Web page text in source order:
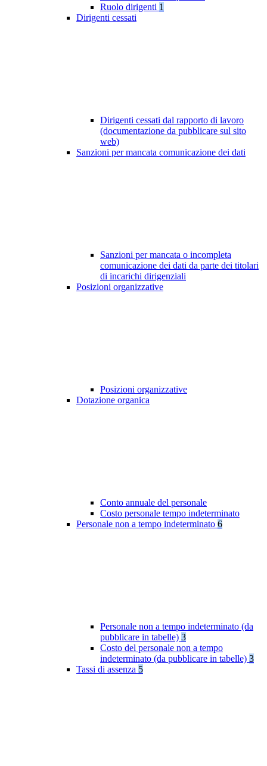
Ruolo dirigenti 1
Dirigenti cessati
Dirigenti cessati dal rapporto di lavoro
(documentazione da pubblicare sul sito
web)
Sanzioni per mancata comunicazione dei dati
Sanzioni per mancata o incompleta
comunicazione dei dati da parte dei titolari
di incarichi dirigenziali
Posizioni organizzative
Posizioni organizzative
Dotazione organica
Conto annuale del personale
Costo personale tempo indeterminato
Personale non a tempo indeterminato 6
Personale non a tempo indeterminato (da
pubblicare in tabelle) 3
Costo del personale non a tempo
indeterminato (da pubblicare in tabelle) 3
Tassi di assenza 5